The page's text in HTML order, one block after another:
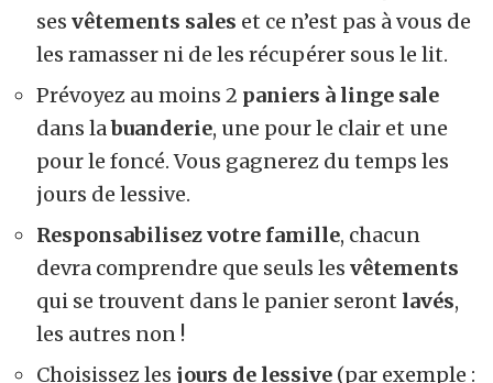
ses vêtements sales et ce n’est pas à vous de
les ramasser ni de les récupérer sous le lit.
Prévoyez au moins 2 paniers à linge sale
dans labuanderie, une pour le clair et une
pour le foncé. Vous gagnerez du temps les
jours de lessive.
Responsabilisez votre famille, chacun
devra comprendre que seuls les vêtements
qui se trouvent dans le panier seront lavés,
les autres non !
Choisissez les jours de lessive (par exemple :